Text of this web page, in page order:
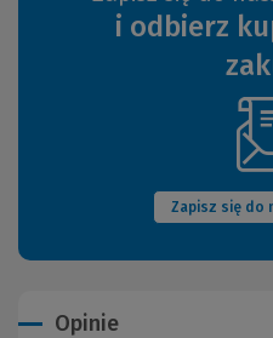
i odbierz
Zapisz się do
Opinie